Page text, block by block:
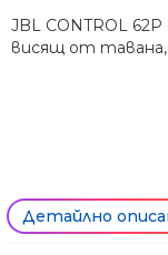
JBL CONTROL
висящ от
Детайлно